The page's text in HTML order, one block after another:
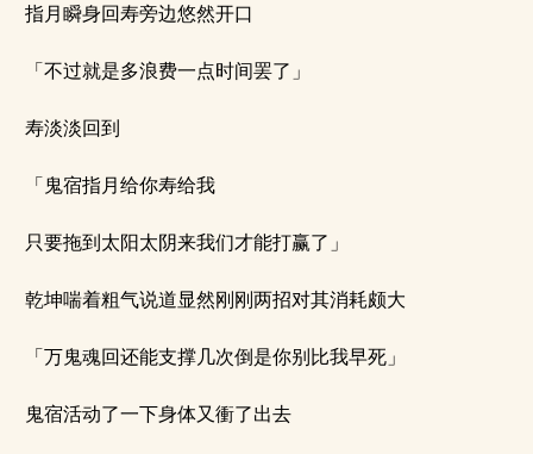
指月瞬身回寿旁边悠然开口
「不过就是多浪费一点时间罢了」
寿淡淡回到
「鬼宿指月给你寿给我
只要拖到太阳太阴来我们才能打赢了」
乾坤喘着粗气说道显然刚刚两招对其消耗颇大
「万鬼魂回还能支撑几次倒是你别比我早死」
鬼宿活动了一下身体又衝了出去